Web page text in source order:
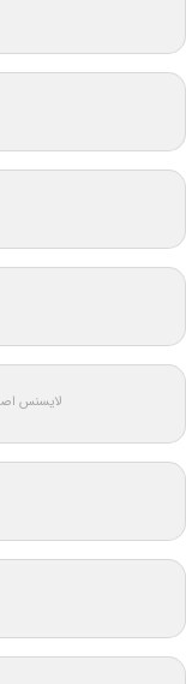
لایسنس اصلی آفیس ۳۶۵